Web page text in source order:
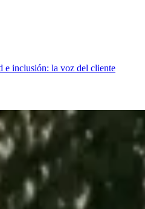
e inclusión: la voz del cliente